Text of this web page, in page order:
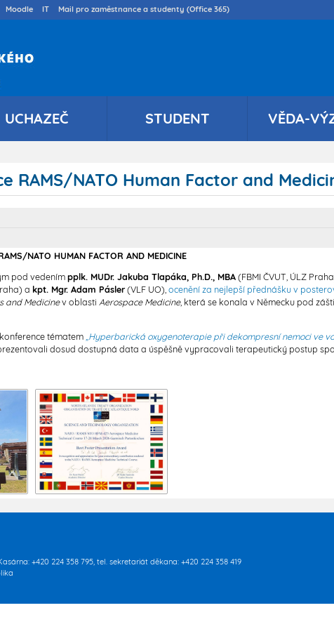
Přejít
k
Moodle IT Mail pro zaměstnance a studenty (Office 365)
UCHAZEČ STUDENT VĚDA-
RAMS/NATO Human Factor and
NATO HUMAN FACTOR AND MEDICINE
pod vedenímpplk. MUDr. Jakuba Tlapáka, Ph.D., MBA(FBMI ČVUT, ÚLZ
a kpt. Mgr. Adam Pásler(VLF UO),ocenění za nejlepší přednášku v
and Medicinev oblasti Aerospace Medicine, která se konala v Německu pod
tématem „Hyperbarická oxygenoterapie při dekompresní nemoci ve
dosud dostupná data a úspěšně vypracovali terapeutický postup
+420 224 358 795, tel. sekretariát děkana: +420 224 358 419